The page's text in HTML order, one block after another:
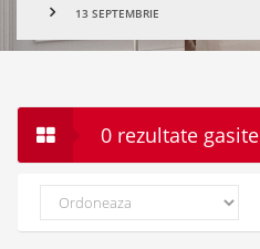
13 SEPTEMBRIE
0 rezultate gasite
Ordoneaza
dupa